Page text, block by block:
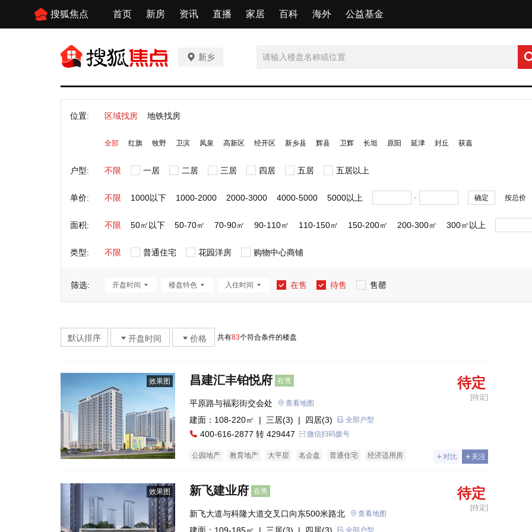
搜狐焦点 首页 新房 资讯 直播 家居 百科 海外 公益基金
新乡
位置: 区域找房 地铁找房
全部 红旗 牧野 卫滨 凤泉 高新区 经开区 新乡县 辉县 卫辉 长垣 原阳 延津 封丘 获嘉
户型: 不限 一居 二居 三居 四居 五居 五居以上
单价: 不限 1000以下 1000-2000 2000-3000 4000-5000 5000以上 - 确定 按总价
面积: 不限 50㎡以下 50-70㎡ 70-90㎡ 90-110㎡ 110-150㎡ 150-200㎡ 200-300㎡ 300㎡以上
类型: 不限 普通住宅 花园洋房 购物中心商铺
筛选: 开盘时间 楼盘特色 入住时间 在售 待售 售罄
默认排序 开盘时间 价格 共有83个符合条件的楼盘
效果图 昌建汇丰铂悦府 在售 待定
[待定]
平原路与福彩街交会处 查看地图
建面：108-220㎡ | 三居(3) | 四居(3) 全部户型
400-616-2877 转 429447 微信扫码拨号
公园地产 教育地产 大平层 名企盘 普通住宅 经济适用房 对比 关注
效果图 新飞建业府 在售 待定
[待定]
新飞大道与科隆大道交叉口向东500米路北 查看地图
全部户型